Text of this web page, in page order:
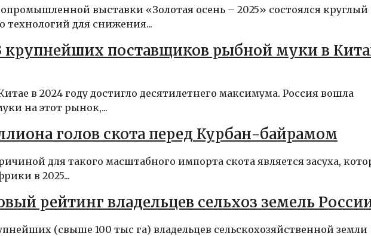
выставки «Золотая осень – 2025» состоялся круглый
для снижения...
крупнейших поставщиков рыбной муки в
в 2024 году достигло десятилетнего максимума. Россия вошла
на этот рынок,...
голов скота перед Курбан-байрамом
для такого масштабного импорта скота является засуха,
в 2025...
рейтинг владельцев сельхоз земель
(свыше 100 тыс га) владельцев сельскохозяйственной земли